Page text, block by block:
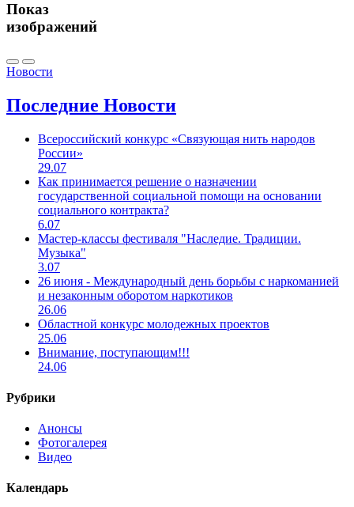
Показ
изображений
Новости
Последние Новости
Всероссийский конкурс «Связующая нить народов
России»
29.07
Как принимается решение о назначении
государственной социальной помощи на основании
социального контракта?
6.07
Мастер-классы фестиваля "Наследие. Традиции.
Музыка"
3.07
26 июня - Международный день борьбы с наркоманией
и незаконным оборотом наркотиков
26.06
Областной конкурс молодежных проектов
25.06
Внимание, поступающим!!!
24.06
Рубрики
Анонсы
Фотогалерея
Видео
Календарь